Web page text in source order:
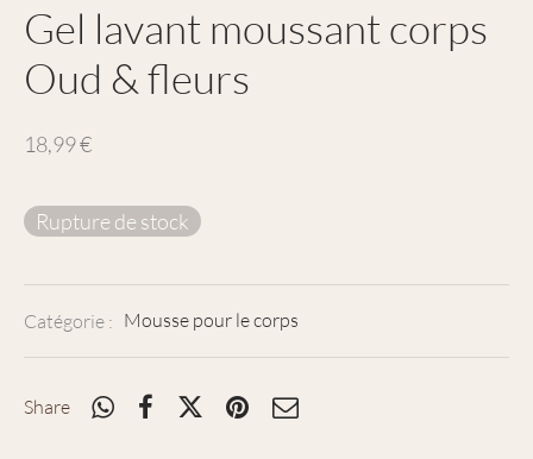
Gel lavant moussant corps
Oud & fleurs
18,99€
Rupture de stock
Catégorie : Mousse pour le corps
Share